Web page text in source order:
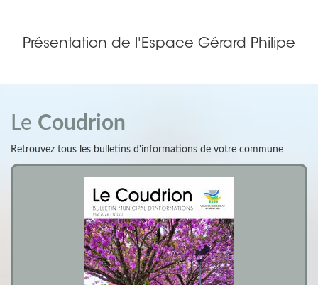
Présentation de l'Espace Gérard Philipe
Le Coudrion
Retrouvez tous les bulletins d'informations de votre commune